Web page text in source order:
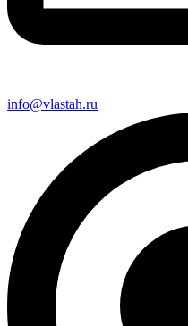
info@vlastah.ru